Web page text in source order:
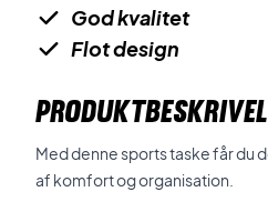
God kvalitet
Flot design
Med denne sports taske får du
af komfort og organisation.